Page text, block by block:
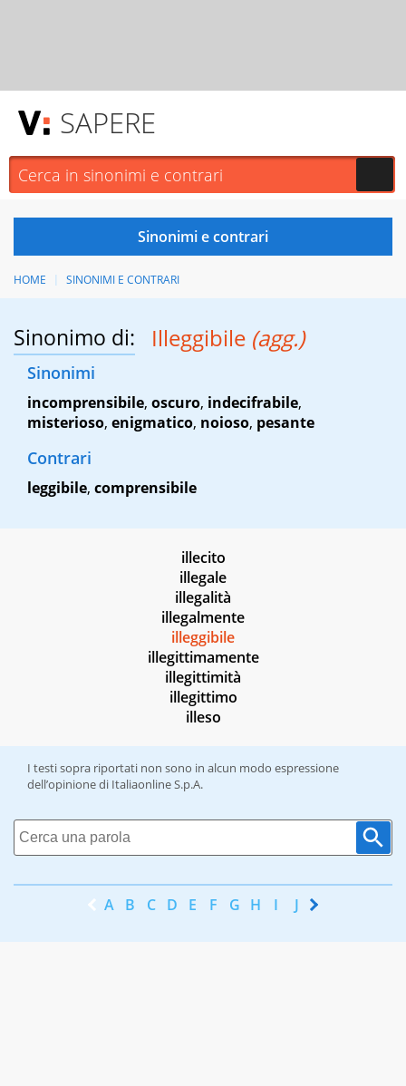
SAPERE
HOME SINONIMI E CONTRARI
Sinonimo di: Illeggibile (agg.)
Sinonimi
incomprensibile, oscuro, indecifrabile,
misterioso, enigmatico, noioso, pesante
Contrari
leggibile, comprensibile
illecito
illegale
illegalità
illegalmente
illeggibile
illegittimamente
illegittimità
illegittimo
illeso
I testi sopra riportati non sono in alcun modo espressione
dell’opinione di Italiaonline S.p.A.
A B C D E F G H I J K